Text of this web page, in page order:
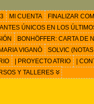
MI CUENTA FINALIZAR
ÚNICOS EN LOS
BONHÖFFER: CARTA DE
VIGANÒ SOLVIC
| PROYECTO ATRIO |
Y TALLERES